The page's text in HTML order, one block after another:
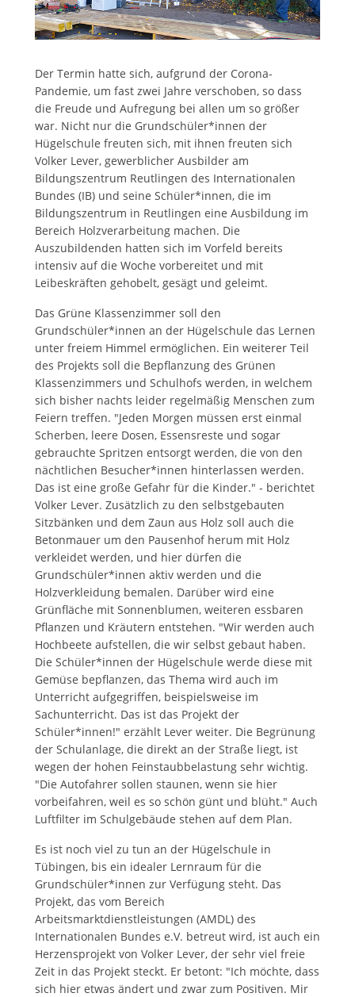
Der Termin hatte sich, aufgrund der Corona-
Pandemie, um fast zwei Jahre verschoben, so dass
die Freude und Aufregung bei allen um so größer
war. Nicht nur die Grundschüler*innen der
Hügelschule freuten sich, mit ihnen freuten sich
Volker Lever, gewerblicher Ausbilder am
Bildungszentrum Reutlingen des Internationalen
Bundes (IB) und seine Schüler*innen, die im
Bildungszentrum in Reutlingen eine Ausbildung im
Bereich Holzverarbeitung machen. Die
Auszubildenden hatten sich im Vorfeld bereits
intensiv auf die Woche vorbereitet und mit
Leibeskräften gehobelt, gesägt und geleimt.
Das Grüne Klassenzimmer soll den
Grundschüler*innen an der Hügelschule das Lernen
unter freiem Himmel ermöglichen. Ein weiterer Teil
des Projekts soll die Bepflanzung des Grünen
Klassenzimmers und Schulhofs werden, in welchem
sich bisher nachts leider regelmäßig Menschen zum
Feiern treffen. "Jeden Morgen müssen erst einmal
Scherben, leere Dosen, Essensreste und sogar
gebrauchte Spritzen entsorgt werden, die von den
nächtlichen Besucher*innen hinterlassen werden.
Das ist eine große Gefahr für die Kinder." - berichtet
Volker Lever. Zusätzlich zu den selbstgebauten
Sitzbänken und dem Zaun aus Holz soll auch die
Betonmauer um den Pausenhof herum mit Holz
verkleidet werden, und hier dürfen die
Grundschüler*innen aktiv werden und die
Holzverkleidung bemalen. Darüber wird eine
Grünfläche mit Sonnenblumen, weiteren essbaren
Pflanzen und Kräutern entstehen. "Wir werden auch
Hochbeete aufstellen, die wir selbst gebaut haben.
Die Schüler*innen der Hügelschule werde diese mit
Gemüse bepflanzen, das Thema wird auch im
Unterricht aufgegriffen, beispielsweise im
Sachunterricht. Das ist das Projekt der
Schüler*innen!" erzählt Lever weiter. Die Begrünung
der Schulanlage, die direkt an der Straße liegt, ist
wegen der hohen Feinstaubbelastung sehr wichtig.
"Die Autofahrer sollen staunen, wenn sie hier
vorbeifahren, weil es so schön günt und blüht." Auch
Luftfilter im Schulgebäude stehen auf dem Plan.
Es ist noch viel zu tun an der Hügelschule in
Tübingen, bis ein idealer Lernraum für die
Grundschüler*innen zur Verfügung steht. Das
Projekt, das vom Bereich
Arbeitsmarktdienstleistungen (AMDL) des
Internationalen Bundes e.V. betreut wird, ist auch ein
Herzensprojekt von Volker Lever, der sehr viel freie
Zeit in das Projekt steckt. Er betont: "Ich möchte, dass
sich hier etwas ändert und zwar zum Positiven. Mir